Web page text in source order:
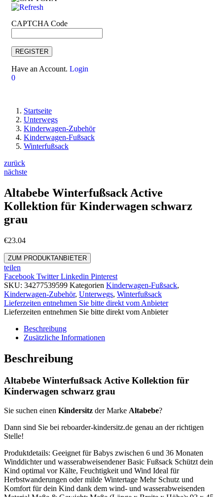
CAPTCHA Code
REGISTER
Have an Account. Login
0
Startseite
Unterwegs
Kinderwagen-Zubehör
Kinderwagen-Fußsack
Winterfußsack
zurück
nächste
Altabebe Winterfußsack Active
Kollektion für Kinderwagen schwarz
grau
€23.04
ZUM PRODUKTANBIETER
teilen
Facebook TwitterLinkedin Pinterest
SKU: 34277539599 Kategorien Kinderwagen-Fußsack,
Kinderwagen-Zubehör, Unterwegs, Winterfußsack
Lieferzeiten entnehmen Sie bitte direkt vom Anbieter
Lieferzeiten entnehmen Sie bitte direkt vom Anbieter
Beschreibung
Zusätzliche Informationen
Beschreibung
Altabebe Winterfußsack Active Kollektion für
Kinderwagen schwarz grau
Sie suchen einen Kindersitz der Marke Altabebe?
Dann sind Sie bei reboarder-kindersitz.de genau an der richtigen
Stelle!
Produktdetails: Geeignet für Babys zwischen 6 und 36 Monaten
Winddichter und wasserabweisendener Basic Fußsack Schützt dein
Kind optimal vor Kälte, Feuchtigkeit und Wind Ideal für
Herbstwanderungen oder milde Wintertage Mehr Schutz und
Komfort für dein Kind dank dem wind- und wasserabweisenden